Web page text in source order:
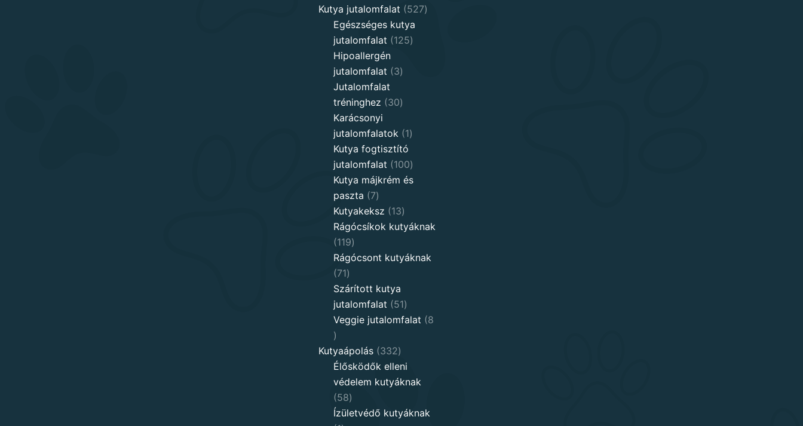
products
Kutya jutalomfalat 527527
Egészséges kutya
jutalomfalat
125125
Hipoallergén
jutalomfalat
33
Jutalomfalat
tréninghez
3030
Karácsonyi
jutalomfalatok
11
Kutya fogtisztító
jutalomfalat
100100
products
Kutya májkrém és
paszta
77
products
Kutyakeksz 1313
products
Rágócsíkok kutyáknak
119119
products
Rágócsont kutyáknak
7171
products
Szárított kutya
jutalomfalat
5151
products
Veggie jutalomfalat
8
8
products
Kutyaápolás 332332
products
Élősködők elleni
védelem kutyáknak
5858
products
Ízületvédő kutyáknak